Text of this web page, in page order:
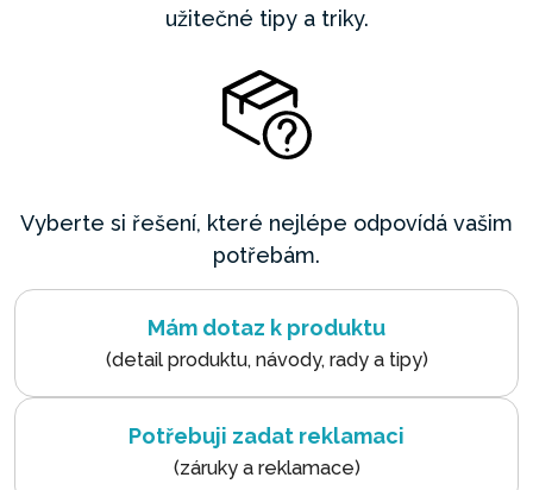
užitečné tipy a triky.
Vyberte si řešení, které nejlépe odpovídá vašim
potřebám.
Mám dotaz k produktu
(detail produktu, návody, rady a tipy)
Potřebuji zadat reklamaci
(záruky a reklamace)